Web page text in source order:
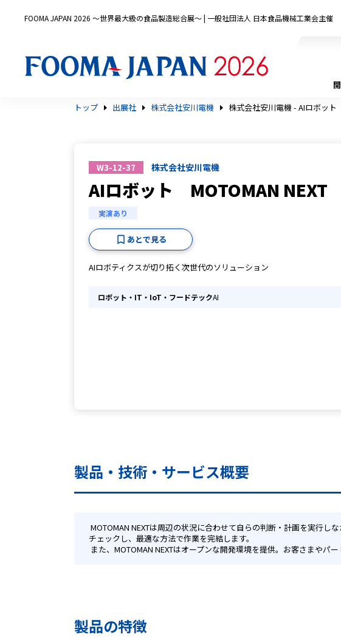
FOOMA JAPAN 2026 〜世界最大級の食品製造総合展〜 | 一般社団法人 日本食品機械工業会主催
トップ
出展社 株式会社安川電機 株式会社安川電機 - AIロボット
W3-12-37 株式会社安川電機
AIロボット MOTOMAN NEXT
実演あり
あとで見る
AIロボティクスが切り拓く次世代のソリューション
ロボット・IT・IoT・フードテックAI
製品・技術・サービス概要
チェックし、最適な方法で作業を完結します。
また、MOTOMAN NEXTはオープンな開発環境を提供。お客さまやパ
製品の特徴